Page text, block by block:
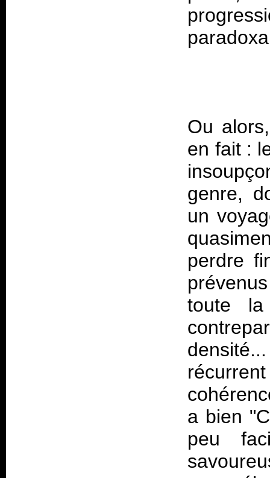
Ou
en fait :
genre,
un
perdre
toute
a bien
peu